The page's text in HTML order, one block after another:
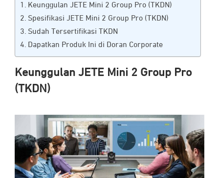
Keunggulan JETE Mini 2 Group Pro (TKDN)
Spesifikasi JETE Mini 2 Group Pro (TKDN)
Sudah Tersertifikasi TKDN
Dapatkan Produk Ini di Doran Corporate
Keunggulan JETE Mini 2 Group Pro
(TKDN )